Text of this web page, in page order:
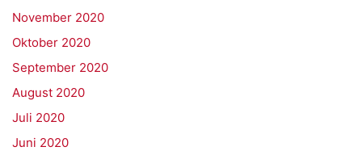
November 2020
Oktober 2020
September 2020
August 2020
Juli 2020
Juni 2020